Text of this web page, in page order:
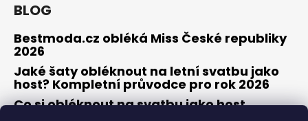
BLOG
Bestmoda.cz obléká Miss České republiky
2026
Jaké šaty obléknout na letní svatbu jako
host? Kompletní průvodce pro rok 2026
Co si obléknout na svatbu jako host